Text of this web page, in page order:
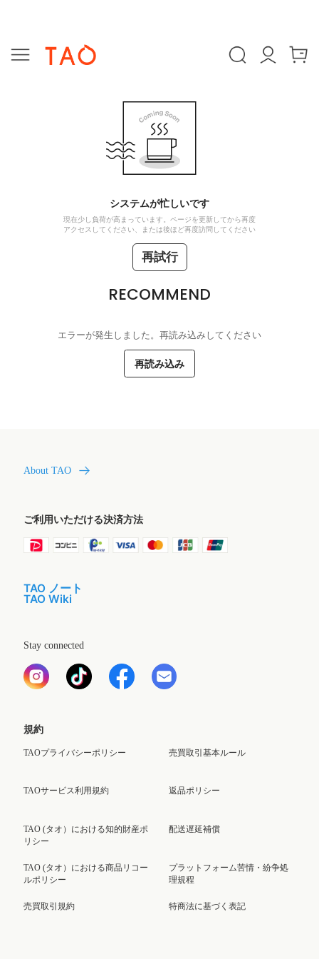
システムが忙しいです
現在少し負荷が高まっています。ページを更新してから再度
アクセスしてください、または後ほど再度訪問してください
再試行
RECOMMEND
エラーが発生しました。再読み込みしてください
再読み込み
About TAO
ご利用いただける決済方法
TAO ノート
TAO Wiki
Stay connected
規約
TAOプライバシーポリシー
TAOサービス利用規約
TAO (タオ）における知的財産ポ
リシー
TAO (タオ）における商品リコー
ルポリシー
売買取引規約
売買取引基本ルール
返品ポリシー
配送遅延補償
プラットフォーム苦情・紛争処
理規程
特商法に基づく表記